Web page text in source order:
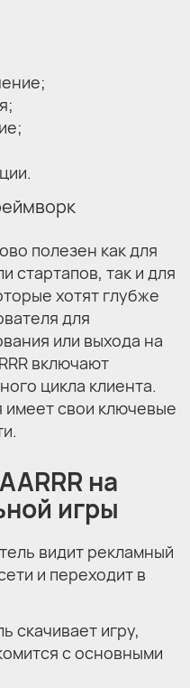
полезен как для
стартапов, так и для
хотят глубже
для
или выхода на
включают
цикла клиента.
имеет свои ключевые
на
игры
видит рекламный
и переходит в
скачивает игру,
с основными